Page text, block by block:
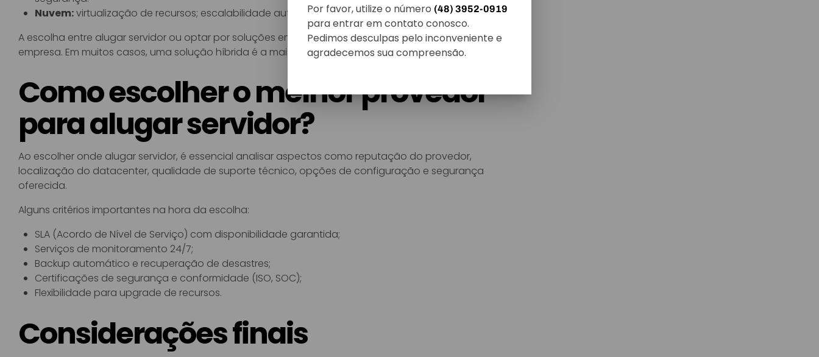
Nuvem:virtualização de recursos; escalabilidade automática; mais flexível para picos de acesso.
A escolha entre alugar servidor ou optar por soluções em nuvem depende das necessidades da
empresa. Em muitos casos, uma solução híbrida é a mais adequada.
Como escolher o melhor provedor
para alugar servidor?
Ao escolher onde alugar servidor, é essencial analisar aspectos como reputação do provedor,
localização do datacenter, qualidade de suporte técnico, opções de configuração e segurança
oferecida.
Alguns critérios importantes na hora da escolha:
SLA (Acordo de Nível de Serviço) com disponibilidade garantida;
Serviços de monitoramento 24/7;
Backup automático e recuperação de desastres;
Certificações de segurança e conformidade (ISO, SOC);
Flexibilidade para upgrade de recursos.
Considerações finais
Por favor, utilize o número (48) 3952-0919
para entrar em contato conosco.
Pedimos desculpas pelo inconveniente e
agradecemos sua compreensão.